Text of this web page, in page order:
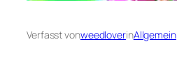
Verfasst vonweedloverinAllgemein